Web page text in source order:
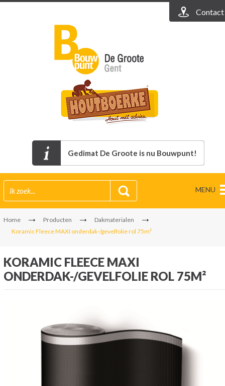
Contact
Gedimat De Groote is nu Bouwpunt!
MENU
Home Producten
Dakmaterialen
Koramic Fleece MAXI onderdak-/gevelfolie rol 75m²
KORAMIC FLEECE MAXI
ONDERDAK-/GEVELFOLIE ROL 75M²